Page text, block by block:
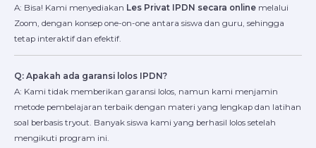
A: Bisa! Kami menyediakan Les Privat IPDN secara online melalui
Zoom, dengan konsep one-on-one antara siswa dan guru, sehingga
tetap interaktif dan efektif.
Q: Apakah ada garansi lolos IPDN?
A: Kami tidak memberikan garansi lolos, namun kami menjamin
metode pembelajaran terbaik dengan materi yang lengkap dan latihan
soal berbasis tryout. Banyak siswa kami yang berhasil lolos setelah
mengikuti program ini.